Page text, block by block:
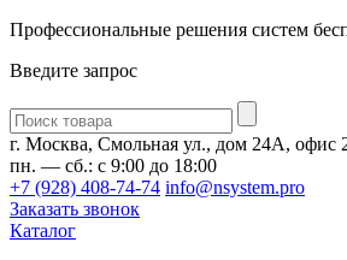
Профессиональные решения систем
Введите запрос
Введите
запрос
г. Москва, Смольная ул., дом 24А, офис
пн. — сб.: с 9:00 до 18:00
+7 (928) 408-74-74 info@nsystem.pro
Заказать звонок
Каталог